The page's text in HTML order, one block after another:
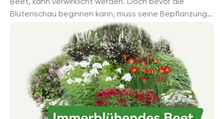
Blütenschau beginnen kann, muss seine Bepflanzung
ausgetüftelt werden. Dauerblüher bilden die Basis, ...